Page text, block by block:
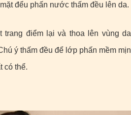
đểu phấn nước thấm đều lên da.
trang điểm lại và thoa lên vùng da
ý thấm đều để lớp phấn mềm mịn
có thể.